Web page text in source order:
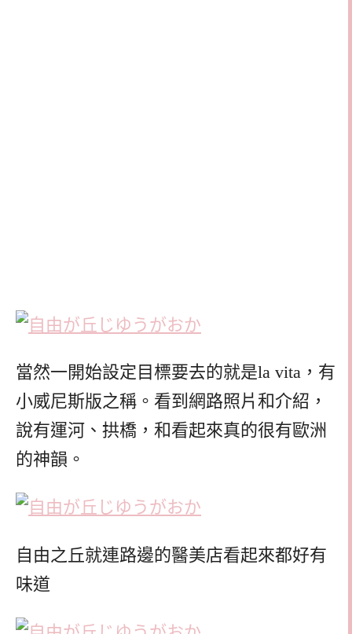
當然一開始設定目標要去的就是la vita，有
小威尼斯版之稱。看到網路照片和介紹，
說有運河、拱橋，和看起來真的很有歐洲
的神韻。
自由之丘就連路邊的醫美店看起來都好有
味道